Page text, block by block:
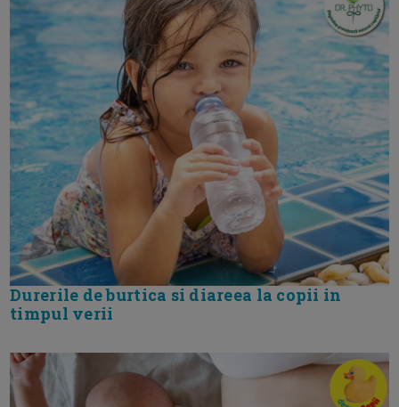
Durerile de burtica si diareea la copii in
timpul verii